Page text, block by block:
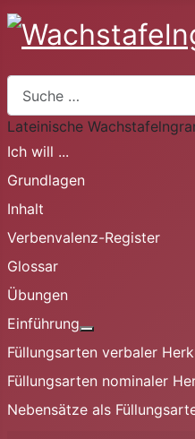
Lateinische
Ich will ...
Grundlagen
Inhalt
Verbenvalenz-Register
Glossar
Übungen
Einführung
Füllungsarten verbaler
Füllungsarten nominaler
Nebensätze als